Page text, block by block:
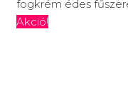
fogkrém édes
Akció!